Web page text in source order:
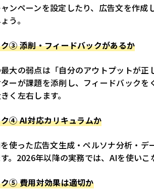
ンペーンを設定したり、広告文を作
う。
③ 添削・フィードバックがあるか
大の弱点は「自分のアウトプットが
ーが課題を添削し、フィードバック
く左右します。
④ AI対応カリキュラムか
使った広告文生成・ペルソナ分析・
。2026年以降の実務では、AIを使いこ
⑤ 費用対効果は適切か